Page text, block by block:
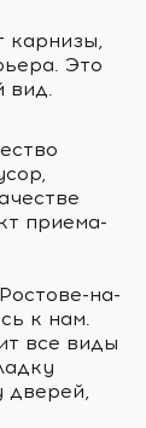
карнизы,
Это
приема-
на-
к нам.
все виды
дверей,